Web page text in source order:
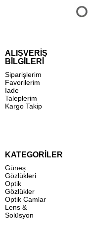
ALIŞVERİŞ
BİLGİLERİ
Siparişlerim
Favorilerim
İade
Taleplerim
Kargo Takip
KATEGORİLER
Güneş
Gözlükleri
Optik
Gözlükler
Optik Camlar
Lens &
Solüsyon